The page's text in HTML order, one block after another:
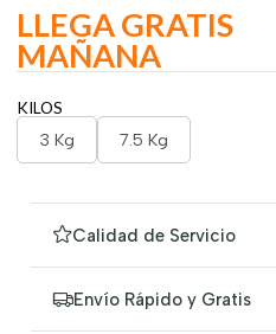
LLEGA GRATIS
MAÑANA
KILOS
3 Kg 7.5 Kg
Calidad de Servicio
Envío Rápido y Gratis